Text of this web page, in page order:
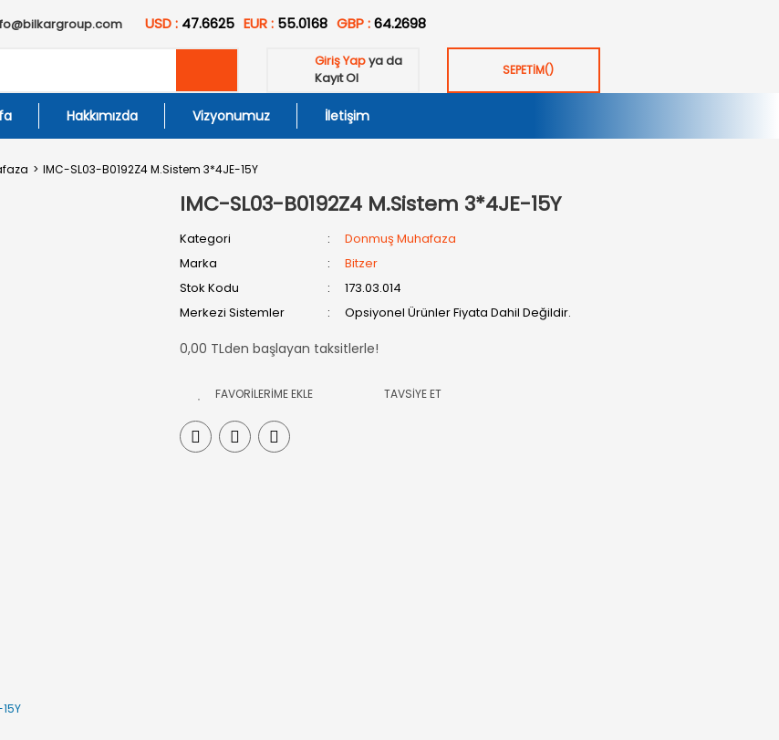
USD : 47.6625 EUR : 55.0168 GBP :64.2698
Giriş Yapya da
Kayıt Ol
SEPETİM()
Hakkımızda Vizyonumuz İletişim
IMC-SL03-B0192Z4 M.Sistem 3*4JE-15Y
IMC-SL03-B0192Z4 M.Sistem 3*4JE-15Y
Kategori
Donmuş Muhafaza
Marka
Bitzer
Stok Kodu
173.03.014
Merkezi Sistemler
Opsiyonel Ürünler Fiyata Dahil Değildir.
0,00 TLden başlayan taksitlerle!
TAVSİYE ET